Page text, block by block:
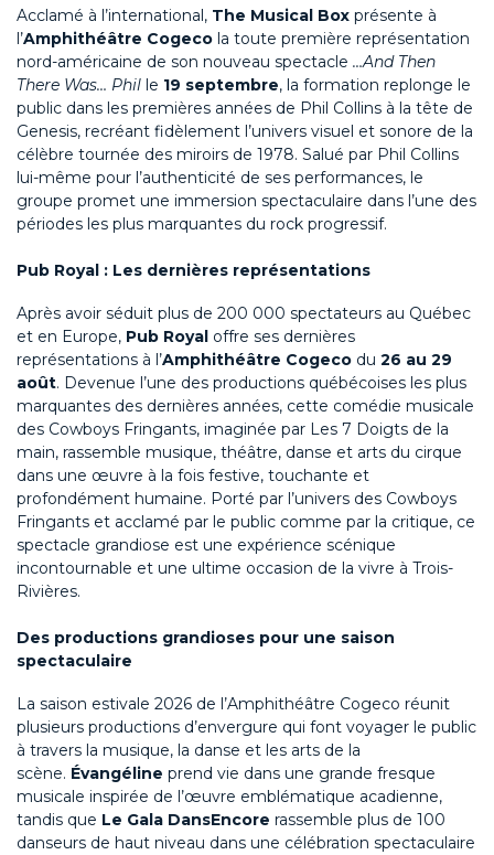
Acclamé à l’international, The Musical Box présente à
l’Amphithéâtre Cogeco la toute première représentation
nord-américaine de son nouveau spectacle …And Then
There Was… Phil le 19 septembre, la formation replonge le
public dans les premières années de Phil Collins à la tête de
Genesis, recréant fidèlement l’univers visuel et sonore de la
célèbre tournée des miroirs de 1978. Salué par Phil Collins
lui-même pour l’authenticité de ses performances, le
groupe promet une immersion spectaculaire dans l’une des
périodes les plus marquantes du rock progressif.
Pub Royal : Les dernières représentations
Après avoir séduit plus de 200 000 spectateurs au Québec
et en Europe, Pub Royal offre ses dernières
représentations à l’Amphithéâtre Cogeco du 26 au 29
août. Devenue l’une des productions québécoises les plus
marquantes des dernières années, cette comédie musicale
des Cowboys Fringants, imaginée par Les 7 Doigts de la
main, rassemble musique, théâtre, danse et arts du cirque
dans une œuvre à la fois festive, touchante et
profondément humaine. Porté par l’univers des Cowboys
Fringants et acclamé par le public comme par la critique, ce
spectacle grandiose est une expérience scénique
incontournable et une ultime occasion de la vivre à Trois-
Rivières.
Des productions grandioses pour une saison
spectaculaire
La saison estivale 2026 de l’Amphithéâtre Cogeco réunit
plusieurs productions d’envergure qui font voyager le public
à travers la musique, la danse et les arts de la
scène. Évangéline prend vie dans une grande fresque
musicale inspirée de l’œuvre emblématique acadienne,
tandis que Le Gala DansEncore rassemble plus de 100
danseurs de haut niveau dans une célébration spectaculaire